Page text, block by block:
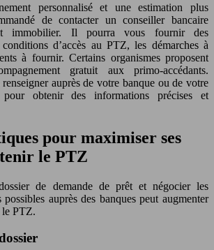
personnalisé et une estimation plus
de contacter un conseiller bancaire
immobilier. Il pourra vous fournir des
d’accès au PTZ, les démarches à
à fournir. Certains organismes proposent
gratuit aux primo-accédants.
auprès de votre banque ou de votre
pour obtenir des informations précises et
pour maximiser ses
le PTZ
de demande de prêt et négocier les
auprès des banques peut augmenter
le PTZ.